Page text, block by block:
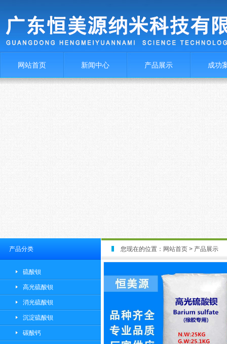
网站首页 新闻中心 产品展示 成功
产品分类
硫酸钡
高光硫酸钡
消光硫酸钡
沉淀硫酸钡
碳酸钙
您现在的位置： 网站首页 > 产品展示